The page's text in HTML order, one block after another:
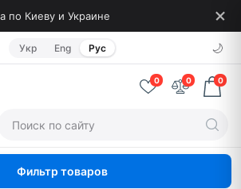
по Киеву и Украине
Укр Eng Рус 🌙
0 0 0
Фильтр товаров